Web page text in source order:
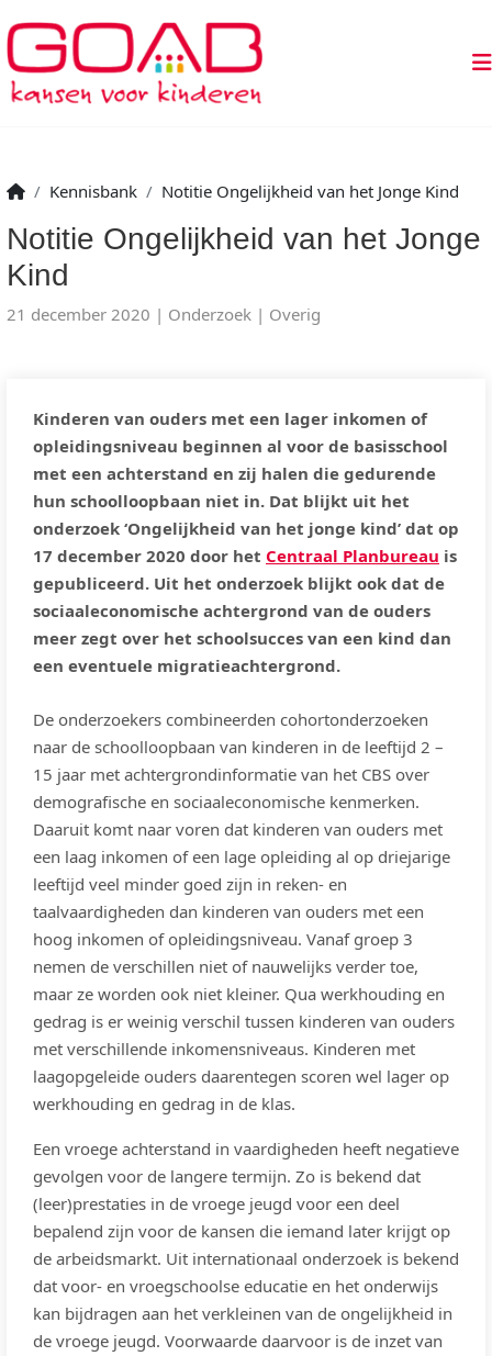
Kennisbank Notitie Ongelijkheid van het Jonge Kind
Notitie Ongelijkheid van het Jonge
Kind
21 december 2020 Onderzoek Overig
Kinderen van ouders met een lager inkomen of
opleidingsniveau beginnen al voor de basisschool
met een achterstand en zij halen die gedurende
hun schoolloopbaan niet in. Dat blijkt uit het
onderzoek ‘Ongelijkheid van het jonge kind’ dat op
17 december 2020 door het Centraal Planbureau is
gepubliceerd. Uit het onderzoek blijkt ook dat de
sociaaleconomische achtergrond van de ouders
meer zegt over het schoolsucces van een kind dan
een eventuele migratieachtergrond.
De onderzoekers combineerden cohortonderzoeken
naar de schoolloopbaan van kinderen in de leeftijd 2 –
15 jaar met achtergrondinformatie van het CBS over
demografische en sociaaleconomische kenmerken.
Daaruit komt naar voren dat kinderen van ouders met
een laag inkomen of een lage opleiding al op driejarige
leeftijd veel minder goed zijn in reken- en
taalvaardigheden dan kinderen van ouders met een
hoog inkomen of opleidingsniveau. Vanaf groep 3
nemen de verschillen niet of nauwelijks verder toe,
maar ze worden ook niet kleiner. Qua werkhouding en
gedrag is er weinig verschil tussen kinderen van ouders
met verschillende inkomensniveaus. Kinderen met
laagopgeleide ouders daarentegen scoren wel lager op
werkhouding en gedrag in de klas.
Een vroege achterstand in vaardigheden heeft negatieve
gevolgen voor de langere termijn. Zo is bekend dat
(leer)prestaties in de vroege jeugd voor een deel
bepalend zijn voor de kansen die iemand later krijgt op
de arbeidsmarkt. Uit internationaal onderzoek is bekend
dat voor- en vroegschoolse educatie en het onderwijs
kan bijdragen aan het verkleinen van de ongelijkheid in
de vroege jeugd. Voorwaarde daarvoor is de inzet van